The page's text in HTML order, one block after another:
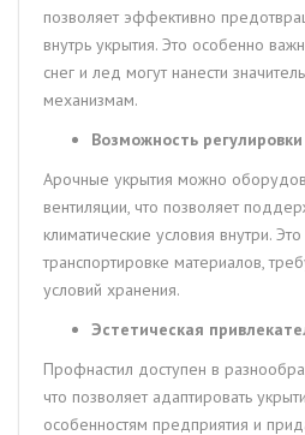
позволяет эффективно
внутрь укрытия. Это особенно
снег и лед могут нанести
механизмам.
Возможность
Арочные укрытия можно
вентиляции, что позволяет
климатические условия внутри.
транспортировке материалов,
условий хранения.
Эстетическая
Профнастил доступен в
что позволяет адаптировать
особенностям предприятия и